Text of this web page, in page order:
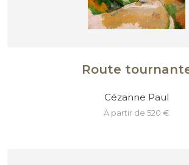
Route
Cézanne Paul
à partir de 520 €